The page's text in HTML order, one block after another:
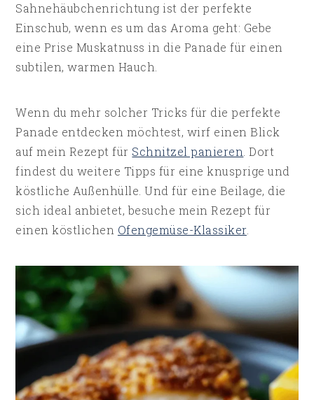
Sahnehäubchenrichtung ist der perfekte
Einschub, wenn es um das Aroma geht: Gebe
eine Prise Muskatnuss in die Panade für einen
subtilen, warmen Hauch.
Wenn du mehr solcher Tricks für die perfekte
Panade entdecken möchtest, wirf einen Blick
auf mein Rezept für Schnitzel panieren . Dort
findest du weitere Tipps für eine knusprige und
köstliche Außenhülle. Und für eine Beilage, die
sich ideal anbietet, besuche mein Rezept für
einen köstlichen Ofengemüse-Klassiker.